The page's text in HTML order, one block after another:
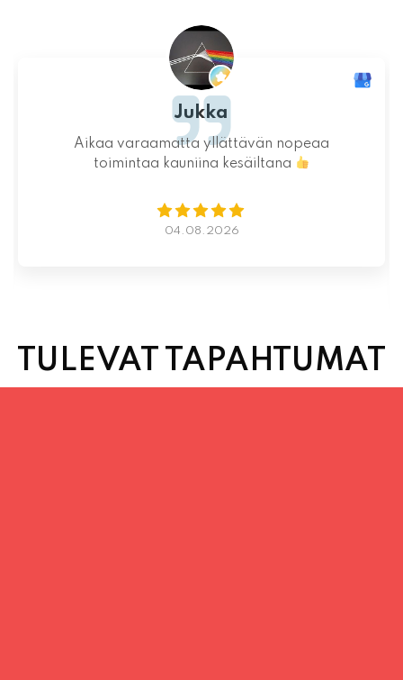
Jukka
Aikaa varaamatta yllättävän nopeaa
toimintaa kauniina kesäiltana
04.08.2026
TULEVAT TAPAHTUMAT